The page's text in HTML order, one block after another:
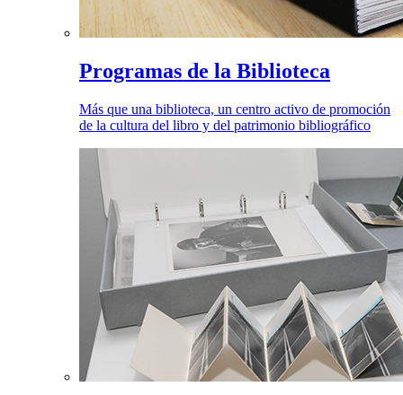
Programas de la Biblioteca
Más que una biblioteca, un centro activo de promoción
de la cultura del libro y del patrimonio bibliográfico